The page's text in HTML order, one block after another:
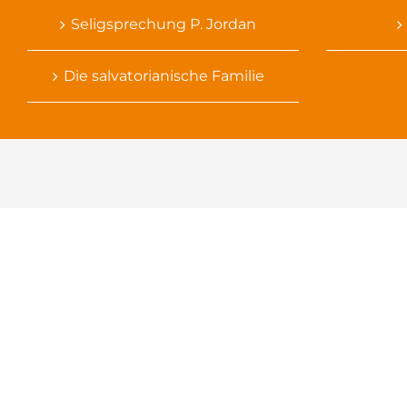
Seligsprechung P. Jordan
Die salvatorianische Familie